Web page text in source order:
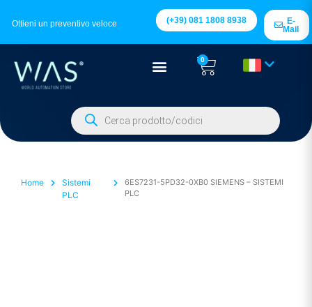
Ottieni un preventivo veloce (+39) 081 1808 8938
E-
Mail
0
Home
Sistemi
PLC
6ES7231-5PD32-0XB0 SIEMENS – SISTEMI
PLC